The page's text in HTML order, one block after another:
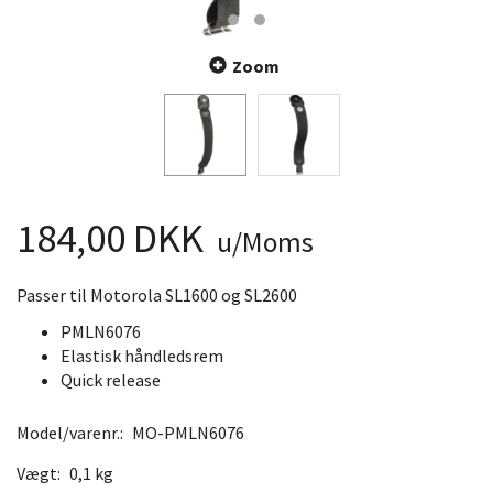
Zoom
184,00 DKK u/Moms
Passer til Motorola SL1600 og SL2600
PMLN6076
Elastisk håndledsrem
Quick release
Model/varenr.: MO-PMLN6076
Vægt: 0,1 kg